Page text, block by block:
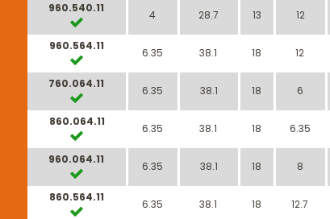
960.540.11
4 28.7 13 12
960.564.11
6.35 38.1 18 12
760.064.11
6.35 38.1 18 6
860.064.11
6.35 38.1 18 6.35
960.064.11
6.35 38.1 18 8
860.564.11
6.35 38.1 18 12.7